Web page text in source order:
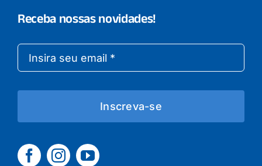
Receba nossas novidades!
Inscreva-se